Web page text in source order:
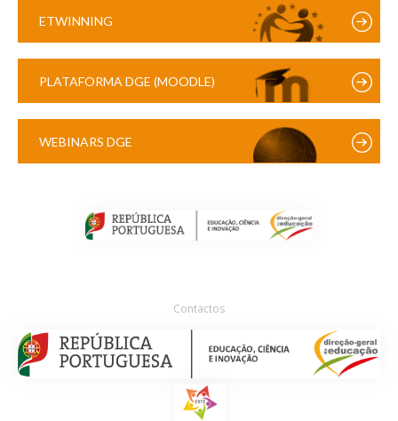
ETWINNING
PLATAFORMA DGE (MOODLE)
WEBINARS DGE
Contactos